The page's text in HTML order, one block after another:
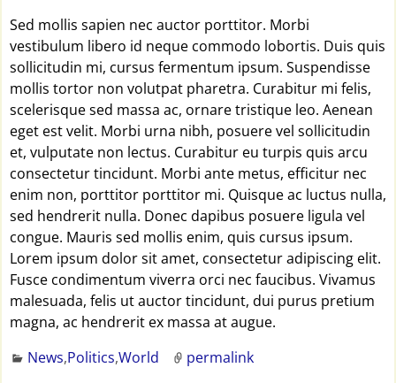
Sed mollis sapien nec auctor porttitor. Morbi
vestibulum libero id neque commodo lobortis. Duis quis
sollicitudin mi, cursus fermentum ipsum. Suspendisse
mollis tortor non volutpat pharetra. Curabitur mi felis,
scelerisque sed massa ac, ornare tristique leo. Aenean
eget est velit. Morbi urna nibh, posuere vel sollicitudin
et, vulputate non lectus. Curabitur eu turpis quis arcu
consectetur tincidunt. Morbi ante metus, efficitur nec
enim non, porttitor porttitor mi. Quisque ac luctus nulla,
sed hendrerit nulla. Donec dapibus posuere ligula vel
congue. Mauris sed mollis enim, quis cursus ipsum.
Lorem ipsum dolor sit amet, consectetur adipiscing elit.
Fusce condimentum viverra orci nec faucibus. Vivamus
malesuada, felis ut auctor tincidunt, dui purus pretium
magna, ac hendrerit ex massa at augue.
News,Politics,World permalink